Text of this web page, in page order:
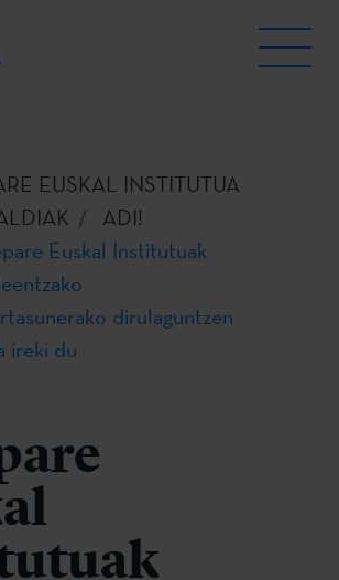
EUSKAL INSTITUTUA
ADI!
Euskal Institutuak
dirulaguntzen
ireki du